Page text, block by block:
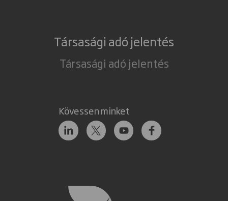
Társasági adó jelentés
Társasági adó jelentés
Kövessen minket